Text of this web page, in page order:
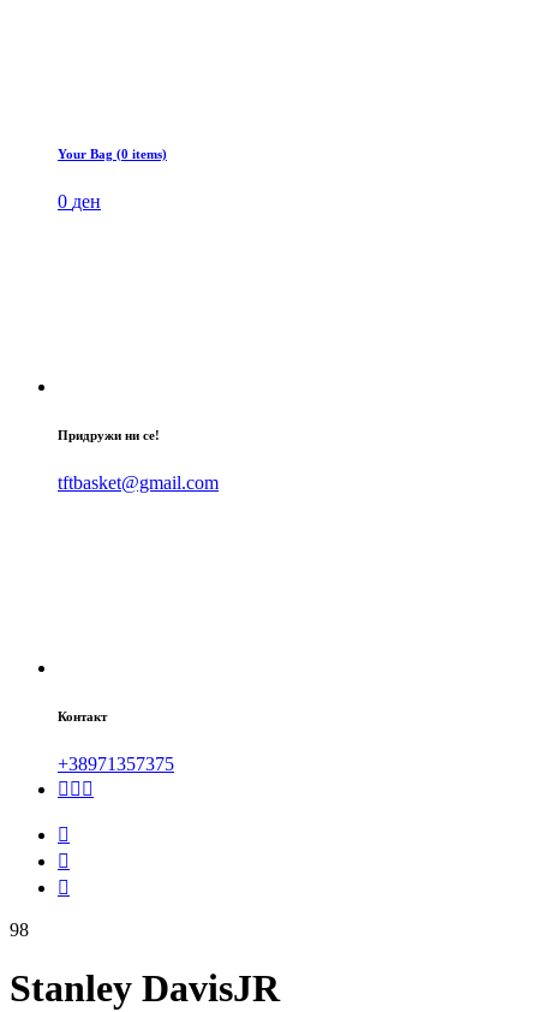
Your Bag (0 items)
0 ден
Придружи ни се!
tftbasket@gmail.com
Контакт
+38971357375
98
Stanley DavisJR